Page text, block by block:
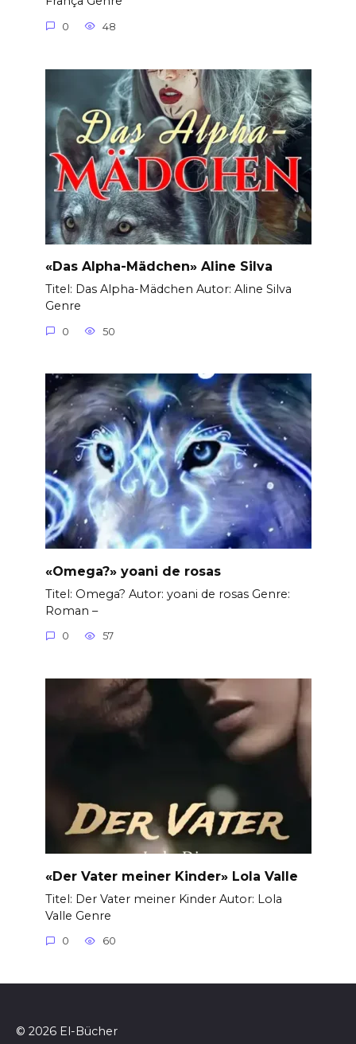
0 48
«Das Alpha-Mädchen» Aline Silva
Titel: Das Alpha-Mädchen Autor: Aline Silva
Genre
0 50
«Omega?» yoani de rosas
Titel: Omega? Autor: yoani de rosas Genre:
Roman –
0 57
«Der Vater meiner Kinder» Lola Valle
Titel: Der Vater meiner Kinder Autor: Lola
Valle Genre
0 60
© 2026 El-Bücher